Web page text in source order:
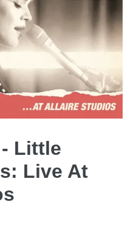
Little
Live At